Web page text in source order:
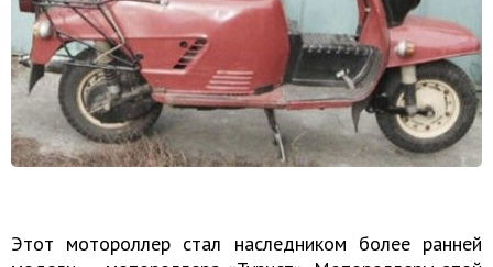
Этот мотороллер стал наследником более ранней